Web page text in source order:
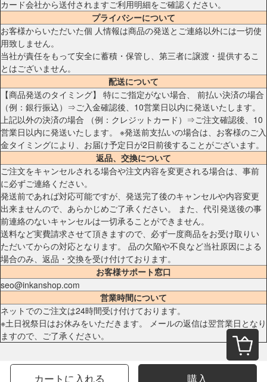
カートに入れる 購入
カード会社から送付されますご利用明細をご確認ください。
プライバシーについて
お客様からいただいた個 人情報は商品の発送とご連絡以外には一切使
用致しません。
当社が責任をもって安全に蓄積・保管し、第三者に譲渡・提供するこ
とはございません。
配送について
【商品発送のタイミング】 特にご指定がない場合、 前払い決済の場合
（例：銀行振込）⇒ご入金確認後、10営業日以内に発送いたします。
上記以外の決済の場合 （例：クレジットカード）⇒ご注文確認後、10
営業日以内に発送いたします。 ※発送前支払いの場合は、お客様のご入
金タイミングにより、お届け予定日が2日前後することがございます。
返品、交換について
ご注文をキャンセルされる場合や注文内容を変更される場合は、事前
に必ずご連絡ください。
発送前であれば対応可能ですが、発送完了後のキャンセルや内容変更
出来ませんので、あらかじめご了承ください。 また、代引発送後の事
前連絡のないキャンセルは一切承ることができません。
送料など実費請求させて頂きますので、必ず一度商品をお受け取りい
ただいてからの対応となります。 品の欠陥や不良など当社原因による
場合のみ、返品・交換を受け付けております。
お客様サポート窓口
seo@inkanshop.com
営業時間について
ネットでのご注文は24時間受け付けております。
※土日祝祭日はお休みをいただきます。 メールの返信は翌営業日となり
ますので、ご了承ください。